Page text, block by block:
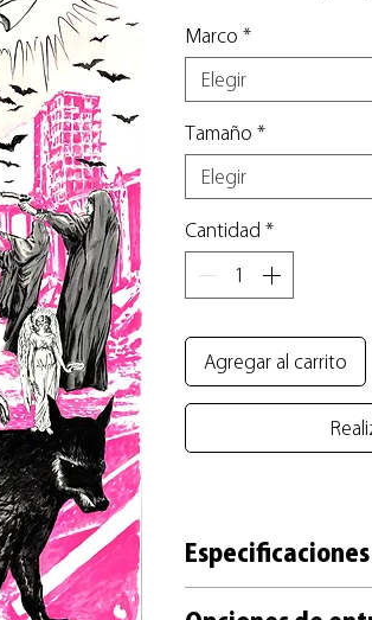
Marco *
Elegir
Tamaño *
Elegir
Cantidad *
Agregar al carrito